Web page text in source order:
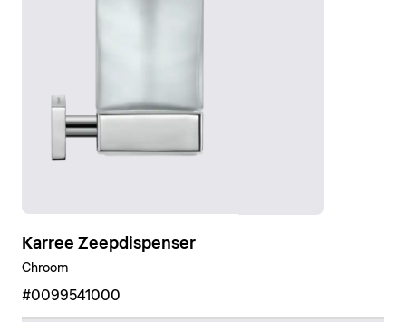
Karree Zeepdispenser
Chroom
#0099541000